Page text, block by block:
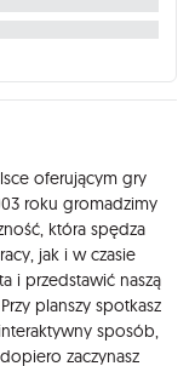
oferującym gry
roku gromadzimy
która spędza
jak i w czasie
i przedstawić naszą
planszy spotkasz
sposób,
zaczynasz